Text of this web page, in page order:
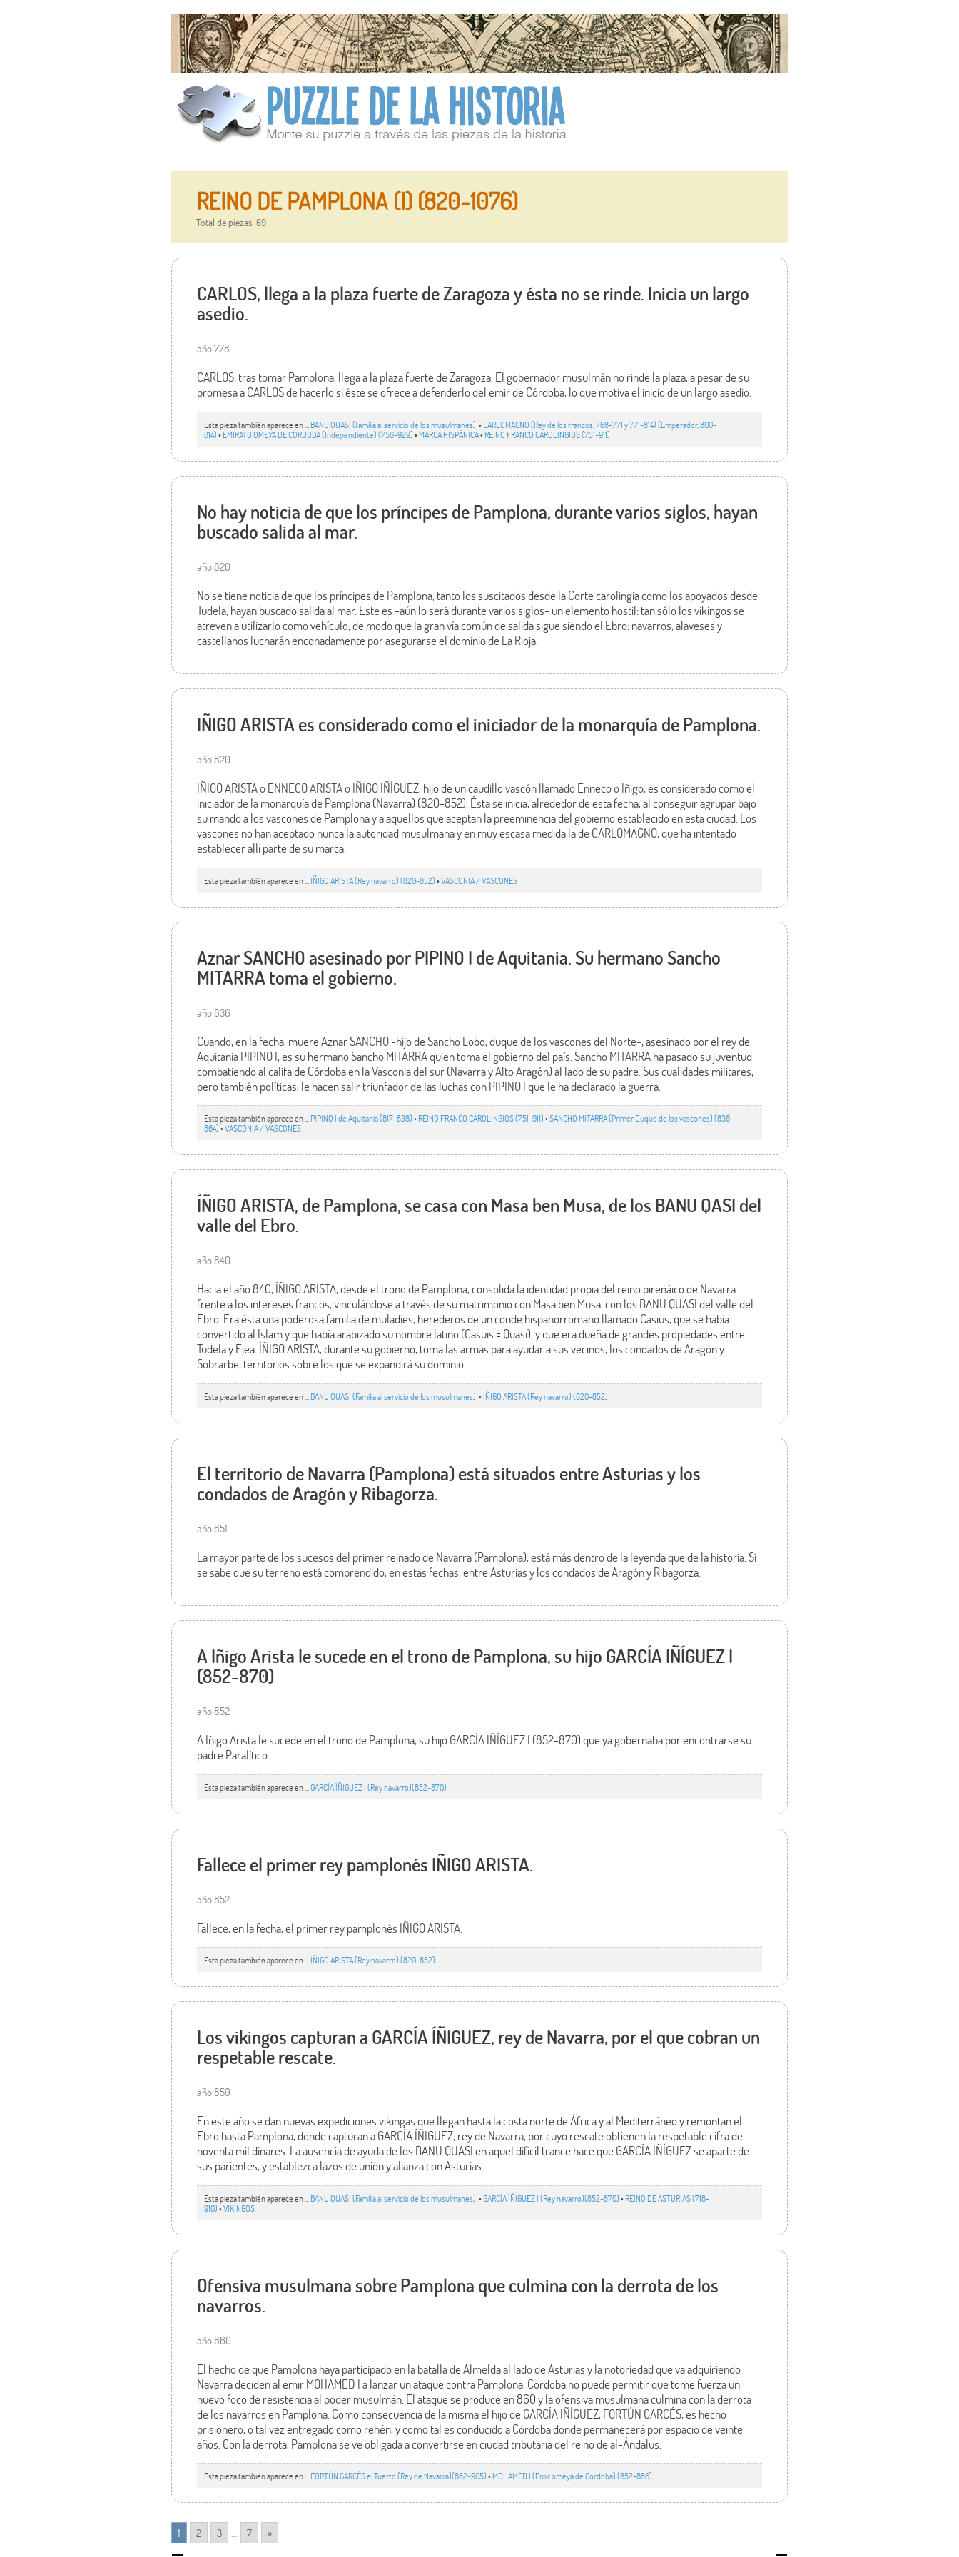
REINO DE PAMPLONA (I) (820-1076)
Total de piezas: 69
CARLOS, llega a la plaza fuerte de Zaragoza y ésta no se rinde. Inicia un largo
asedio.
año 778
CARLOS, tras tomar Pamplona, llega a la plaza fuerte de Zaragoza. El gobernador musulmán no rinde la plaza, a pesar de su
promesa a CARLOS de hacerlo si éste se ofrece a defenderlo del emir de Córdoba, lo que motiva el inicio de un largo asedio.
Esta pieza también aparece en ... BANU QUASI (Familia al servicio de los musulmanes) •CARLOMAGNO (Rey de los francos, 768-771 y 771-814) (Emperador, 800-
814)• EMIRATO OMEYA DE CÓRDOBA (Independiente) (756-929)• MARCA HISPÁNICA• REINO FRANCO CAROLINGIOS (751-911)
No hay noticia de que los príncipes de Pamplona, durante varios siglos, hayan
buscado salida al mar.
año 820
No se tiene noticia de que los príncipes de Pamplona, tanto los suscitados desde la Corte carolingia como los apoyados desde
Tudela, hayan buscado salida al mar. Éste es -aún lo será durante varios siglos- un elemento hostil: tan sólo los vikingos se
atreven a utilizarlo como vehículo, de modo que la gran vía común de salida sigue siendo el Ebro: navarros, alaveses y
castellanos lucharán enconadamente por asegurarse el dominio de La Rioja.
IÑIGO ARISTA es considerado como el iniciador de la monarquía de Pamplona.
año 820
IÑIGO ARISTA o ENNECO ARISTA o IÑIGO IÑÍGUEZ, hijo de un caudillo vascón llamado Enneco o Iñigo, es considerado como el
iniciador de la monarquía de Pamplona (Navarra) (820-852). Ésta se inicia, alrededor de esta fecha, al conseguir agrupar bajo
su mando a los vascones de Pamplona y a aquellos que aceptan la preeminencia del gobierno establecido en esta ciudad. Los
vascones no han aceptado nunca la autoridad musulmana y en muy escasa medida la de CARLOMAGNO, que ha intentado
establecer allí parte de su marca.
Esta pieza también aparece en ... IÑIGO ARISTA (Rey navarro) (820-852)•VASCONIA / VASCONES
Aznar SANCHO asesinado por PIPINO I de Aquitania. Su hermano Sancho
MITARRA toma el gobierno.
año 836
Cuando, en la fecha, muere Aznar SANCHO -hijo de Sancho Lobo, duque de los vascones del Norte-, asesinado por el rey de
Aquitania PIPINO I, es su hermano Sancho MITARRA quien toma el gobierno del país. Sancho MITARRA ha pasado su juventud
combatiendo al califa de Córdoba en la Vasconia del sur (Navarra y Alto Aragón) al lado de su padre. Sus cualidades militares,
pero también políticas, le hacen salir triunfador de las luchas con PIPINO I que le ha declarado la guerra.
Esta pieza también aparece en ...PIPINO I de Aquitania (817-838)• REINO FRANCO CAROLINGIOS (751-911)•SANCHO MITARRA (Primer Duque de los vascones) (836-
864)•VASCONIA / VASCONES
ÍÑIGO ARISTA, de Pamplona, se casa con Masa ben Musa, de los BANU QASI del
valle del Ebro.
año 840
Hacia el año 840, ÍÑIGO ARISTA, desde el trono de Pamplona, consolida la identidad propia del reino pirenáico de Navarra
frente a los intereses francos, vinculándose a través de su matrimonio con Masa ben Musa, con los BANU QUASI del valle del
Ebro. Era ésta una poderosa familia de muladíes, herederos de un conde hispanorromano llamado Casius, que se había
convertido al Islam y que había arabizado su nombre latino (Casuis = Quasi), y que era dueña de grandes propiedades entre
Tudela y Ejea. ÍÑIGO ARISTA, durante su gobierno, toma las armas para ayudar a sus vecinos, los condados de Aragón y
Sobrarbe, territorios sobre los que se expandirá su dominio.
Esta pieza también aparece en ... BANU QUASI (Familia al servicio de los musulmanes) • IÑIGO ARISTA (Rey navarro) (820-852)
El territorio de Navarra (Pamplona) está situados entre Asturias y los
condados de Aragón y Ribagorza.
año 851
La mayor parte de los sucesos del primer reinado de Navarra (Pamplona), está más dentro de la leyenda que de la historia. Sí
se sabe que su terreno está comprendido, en estas fechas, entre Asturias y los condados de Aragón y Ribagorza.
A Iñigo Arista le sucede en el trono de Pamplona, su hijo GARCÍA IÑÍGUEZ I
(852-870)
año 852
A Iñigo Arista le sucede en el trono de Pamplona, su hijo GARCÍA IÑÍGUEZ I (852-870) que ya gobernaba por encontrarse su
padre Paralítico.
Esta pieza también aparece en ...GARCÍA ÍÑIGUEZ I (Rey navarro)(852-870)
Fallece el primer rey pamplonés IÑIGO ARISTA.
año 852
Fallece, en la fecha, el primer rey pamplonés IÑIGO ARISTA.
Esta pieza también aparece en ...IÑIGO ARISTA (Rey navarro) (820-852)
Los vikingos capturan a GARCÍA ÍÑIGUEZ, rey de Navarra, por el que cobran un
respetable rescate.
año 859
En este año se dan nuevas expediciones vikingas que llegan hasta la costa norte de África y al Mediterráneo y remontan el
Ebro hasta Pamplona, donde capturan a GARCÍA ÍÑIGUEZ, rey de Navarra, por cuyo rescate obtienen la respetable cifra de
noventa mil dinares. La ausencia de ayuda de los BANU QUASI en aquel difícil trance hace que GARCÍA IÑÍGUEZ se aparte de
sus parientes, y establezca lazos de unión y alianza con Asturias.
Esta pieza también aparece en ... BANU QUASI (Familia al servicio de los musulmanes) •GARCÍA ÍÑIGUEZ I (Rey navarro)(852-870)• REINO DE ASTURIAS (718-
910)•VIKINGOS
Ofensiva musulmana sobre Pamplona que culmina con la derrota de los
navarros.
año 860
El hecho de que Pamplona haya participado en la batalla de Almelda al lado de Asturias y la notoriedad que va adquiriendo
Navarra deciden al emir MOHAMED I a lanzar un ataque contra Pamplona. Córdoba no puede permitir que tome fuerza un
nuevo foco de resistencia al poder musulmán. El ataque se produce en 860 y la ofensiva musulmana culmina con la derrota
de los navarros en Pamplona. Como consecuencia de la misma el hijo de GARCÍA IÑÍGUEZ, FORTÚN GARCÉS, es hecho
prisionero, o tal vez entregado como rehén, y como tal es conducido a Córdoba donde permanecerá por espacio de veinte
años. Con la derrota, Pamplona se ve obligada a convertirse en ciudad tributaria del reino de al-Ándalus.
Esta pieza también aparece en ...FORTÚN GARCÉS el Tuerto (Rey de Navarra)(882-905)• MOHAMED I (Emir omeya de Córdoba) (852-886)
1 2 3 ... 7 »